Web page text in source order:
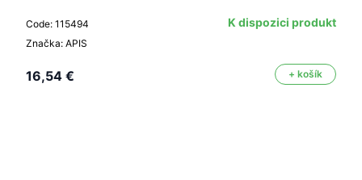
Code: 115494
Značka: APIS
K dispozici produkt
16,54 € + košík